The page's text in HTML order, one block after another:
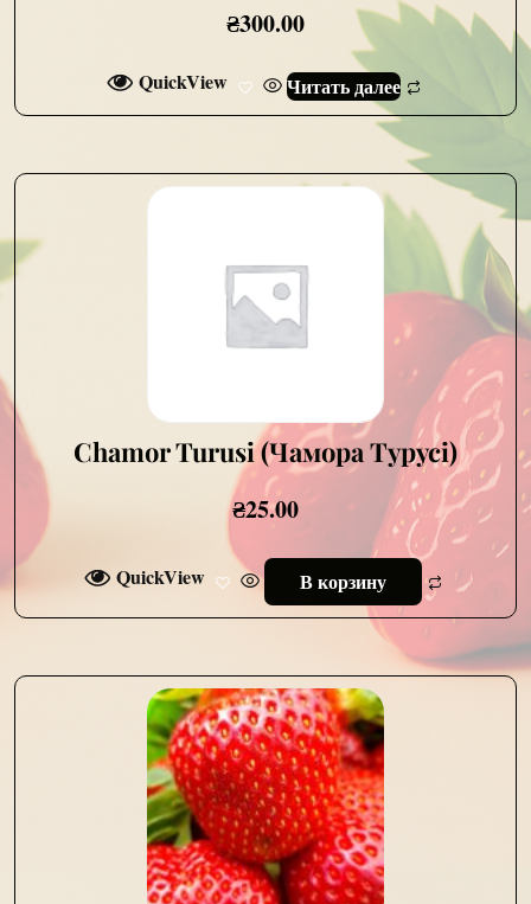
₴300.00
QuickView Читать далее
Chamor Turusi (Чамора Турусі)
₴25.00
QuickView В корзину